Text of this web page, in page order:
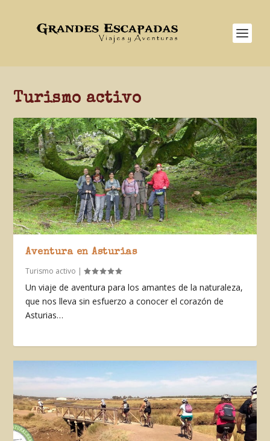
Turismo activo
Aventura en Asturias
Turismo activo |
Un viaje de aventura para los amantes de la naturaleza,
que nos lleva sin esfuerzo a conocer el corazón de
Asturias…